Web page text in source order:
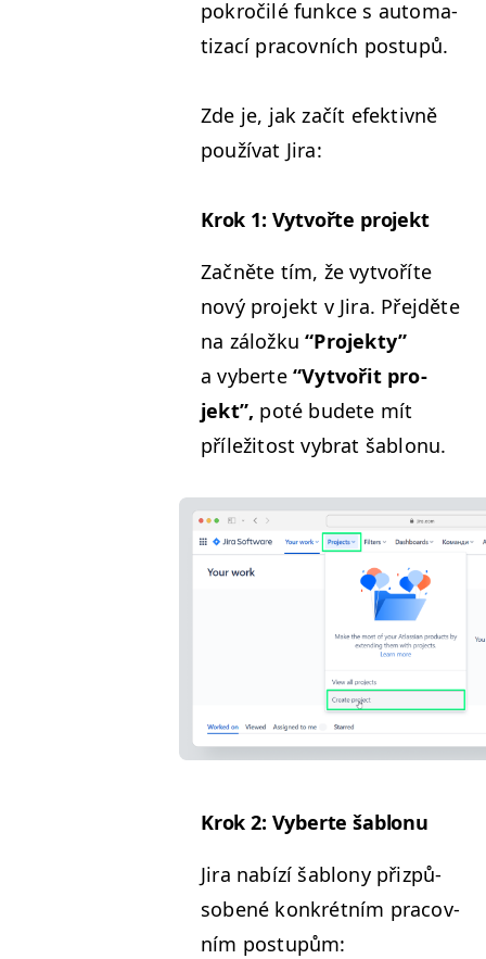
pokročilé funkce s autom­a­
ti­za­cí pra­cov­ních postupů.
Zde je, jak začít efek­tivně
použí­vat Jira:
Krok 1: Vytvořte projekt
Začněte tím, že vytvoříte
nový pro­jekt v Jira. Pře­jděte
na záložku“Pro­jek­ty”
a vyberte “Vytvořit pro­
jekt”, poté budete mít
příleži­tost vybrat šablonu.
Krok 2: Vyberte šablonu
Jira nabízí šablony přizpů­
sobené konkrét­ním pra­cov­
ním postupům: